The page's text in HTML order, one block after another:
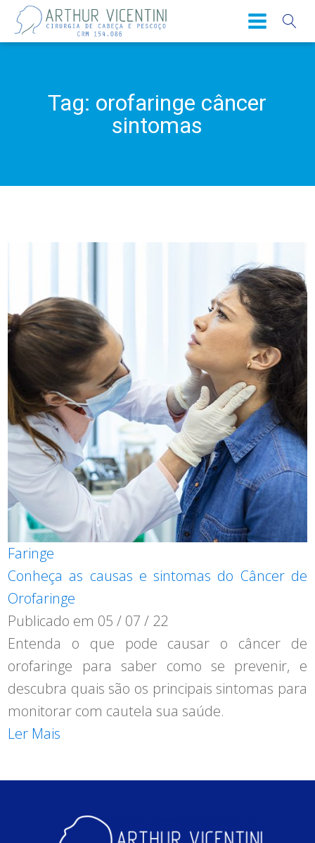
Tag: orofaringe câncer
sintomas
Faringe
Conheça as causas e sintomas do Câncer de
Orofaringe
Publicado em 05 / 07 / 22
Entenda o que pode causar o câncer de
orofaringe para saber como se prevenir, e
descubra quais são os principais sintomas para
monitorar com cautela sua saúde.
Ler Mais